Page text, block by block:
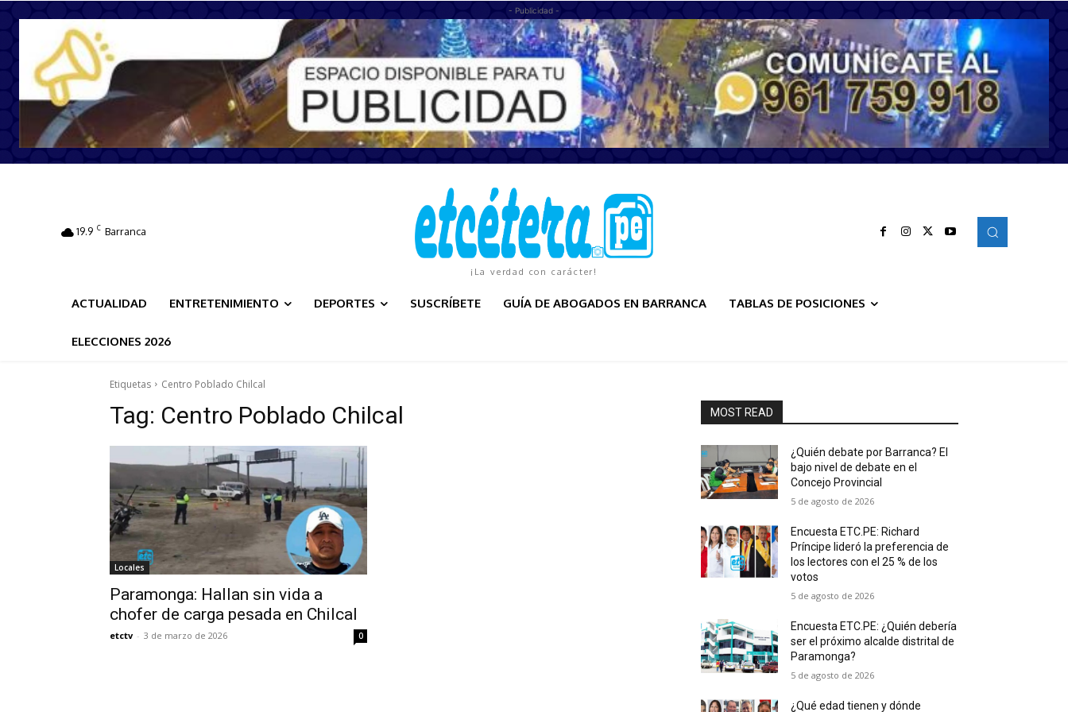
- Publicidad -
19.9 C Barranca
¡La verdad con carácter!
ACTUALIDAD ENTRETENIMIENTO DEPORTES SUSCRÍBETE GUÍA DE ABOGADOS EN BARRANCA TABLAS DE POSICIONES
ELECCIONES 2026
Etiquetas Centro Poblado Chilcal
Tag: Centro Poblado Chilcal
Locales
Paramonga: Hallan sin vida a
chofer de carga pesada en Chilcal
etctv - 3 de marzo de 2026 0
MOST READ
¿Quién debate por Barranca? El
bajo nivel de debate en el
Concejo Provincial
5 de agosto de 2026
Encuesta ETC.PE: Richard
Príncipe lideró la preferencia de
los lectores con el 25 % de los
votos
5 de agosto de 2026
Encuesta ETC.PE: ¿Quién debería
ser el próximo alcalde distrital de
Paramonga?
5 de agosto de 2026
¿Qué edad tienen y dónde